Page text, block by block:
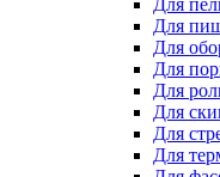
Для
Для
Для
Для
Для
Для
Для
Для